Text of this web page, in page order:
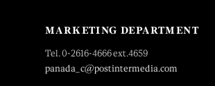
MARKETING DEPARTMENT
Tel. 0-2616-4666 ext.4659
panada_c@postintermedia.com